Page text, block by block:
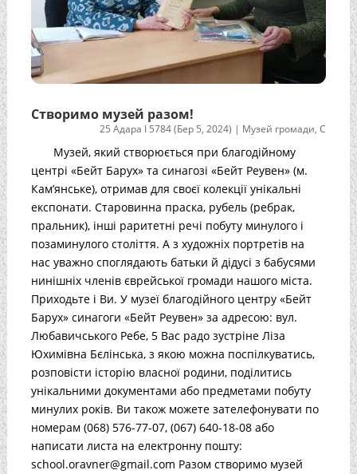
Створимо музей разом!
25 Адара I 5784 (Бер 5, 2024) | Музей громади,С
Музей, який створюється при благодійному
центрі «Бейт Барух» та синагозі «Бейт Реувен» (м.
Кам’янське), отримав для своєї колекції унікальні
експонати. Старовинна праска, рубель (ребрак,
пральник), інші раритетні речі побуту минулого і
позаминулого століття. А з художніх портретів на
нас уважно споглядають батьки й дідусі з бабусями
нинішніх членів єврейської громади нашого міста.
Приходьте і Ви. У музеї благодійного центру «Бейт
Барух» синагоги «Бейт Реувен» за адресою: вул.
Любавичського Ребе, 5 Вас радо зустріне Ліза
Юхимівна Бєлінська, з якою можна поспілкуватись,
розповісти історію власної родини, поділитись
унікальними документами або предметами побуту
минулих років. Ви також можете зателефонувати по
номерам (068) 576-77-07, (067) 640-18-08 або
написати листа на електронну пошту:
school.oravner@gmail.com Разом створимо музей